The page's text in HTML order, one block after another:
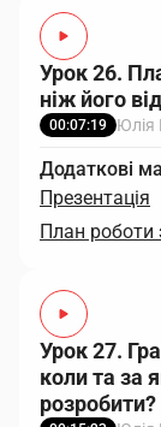
Урок 26.
ніж його
00:07:19 Юлія
Додаткові
Презентація
План роботи
Урок 27.
коли та за
розробити?